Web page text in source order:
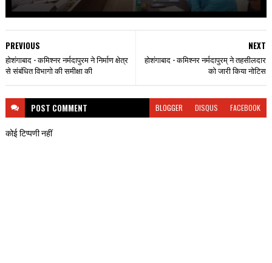
NEXT
होशंगाबाद - कमिश्नर नर्मदापुरम् ने तहसीलदार
को जारी किया नोटिस
PREVIOUS
होशंगाबाद - कमिश्नर नर्मदापुरम ने निर्माण क्षेत्र
से संबंधित विभागो की समीक्षा की
POST COMMENT BLOGGER DISQUS FACEBOOK
कोई टिप्पणी नहीं